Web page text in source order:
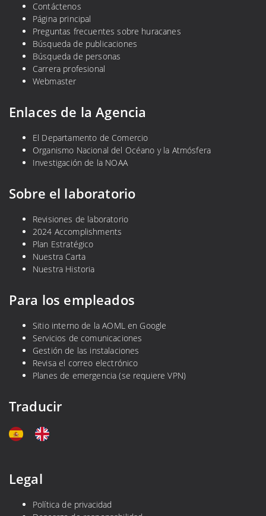
Contáctenos
Página principal
Preguntas frecuentes sobre huracanes
Búsqueda de publicaciones
Búsqueda de personas
Carrera profesional
Webmaster
Enlaces de la Agencia
El Departamento de Comercio
Organismo Nacional del Océano y la Atmósfera
Investigación de la NOAA
Sobre el laboratorio
Revisiones de laboratorio
2024 Accomplishments
Plan Estratégico
Nuestra Carta
Nuestra Historia
Para los empleados
Sitio interno de la AOML en Google
Servicios de comunicaciones
Gestión de las instalaciones
Revisa el correo electrónico
Planes de emergencia (se requiere VPN)
Traducir
Legal
Política de privacidad